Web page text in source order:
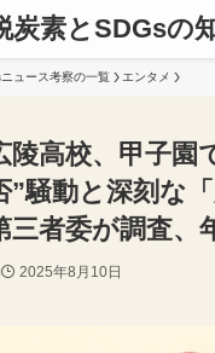
炭素とSDGsの
ュース考察の一覧 エンタメ
陵高校、甲子園
”騒動と深刻な「
三者委が調査、
2025年8月10日